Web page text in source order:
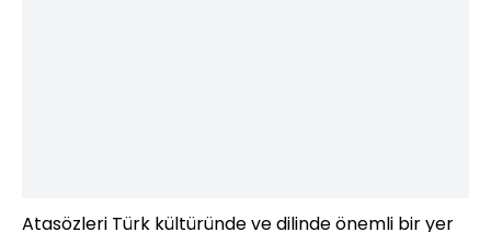
Atasözleri Türk kültüründe ve dilinde önemli bir yer